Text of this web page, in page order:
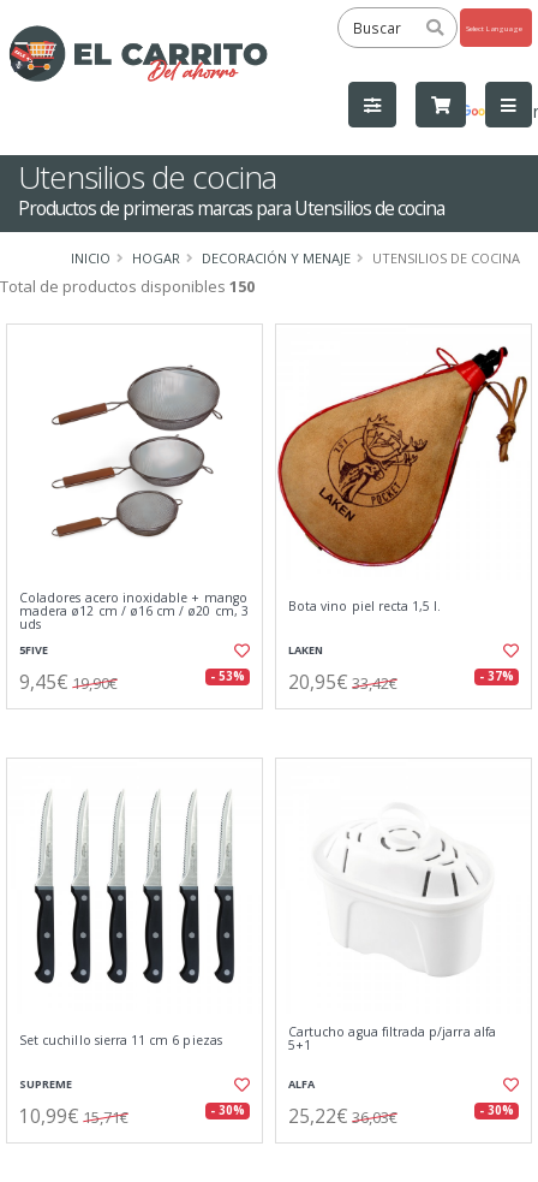
by
Utensilios de cocina
Productos de primeras marcas para Utensilios de cocina
INICIO HOGAR DECORACIÓN Y MENAJE UTENSILIOS DE COCINA
Total de productos disponibles 150
Coladores acero inoxidable + mango
madera ø12 cm / ø16 cm / ø20 cm, 3
uds
5FIVE
9,45€ 19,90€ - 53%
Bota vino piel recta 1,5 l.
LAKEN
20,95€ 33,42€ - 37%
Set cuchillo sierra 11 cm 6 piezas
SUPREME
10,99€ 15,71€ - 30%
Cartucho agua filtrada p/jarra alfa
5+1
ALFA
25,22€ 36,03€ - 30%